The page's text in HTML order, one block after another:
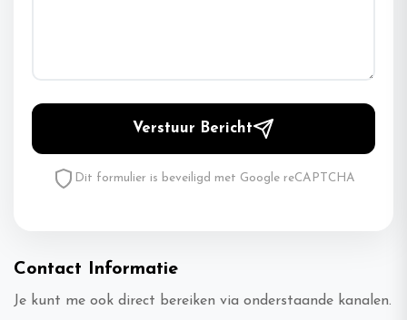
Verstuur Bericht
Dit formulier is beveiligd met Google reCAPTCHA
Contact Informatie
Je kunt me ook direct bereiken via onderstaande kanalen.